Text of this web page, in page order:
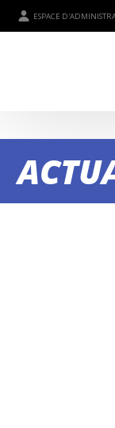
ESPACE